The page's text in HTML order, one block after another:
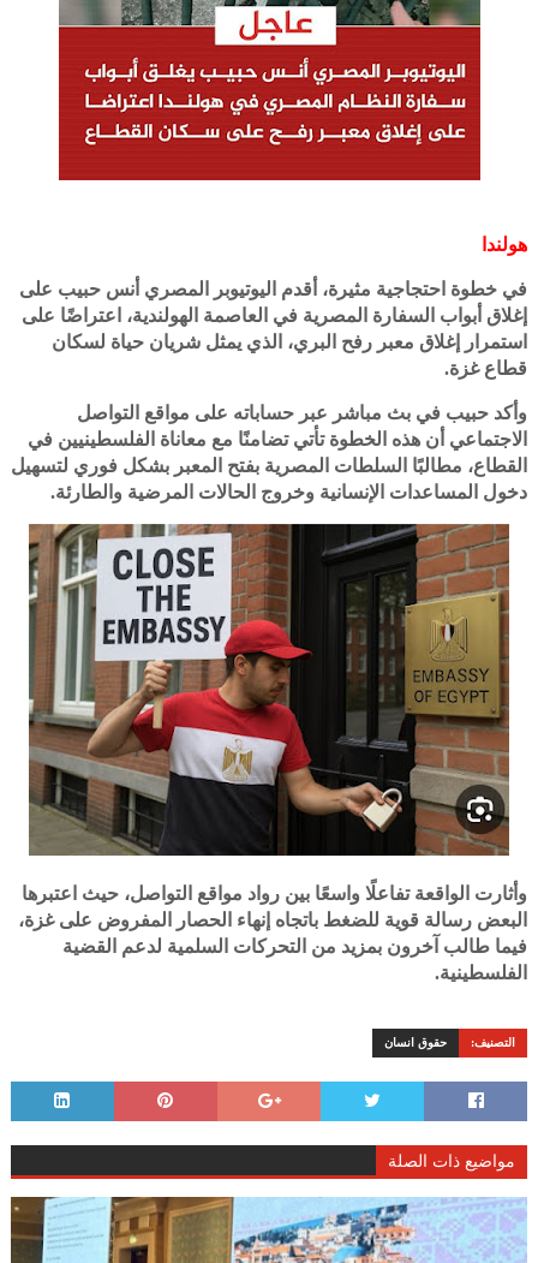
هولندا
في خطوة احتجاجية مثيرة، أقدم اليوتيوبر المصري أنس حبيب على
إغلاق أبواب السفارة المصرية في العاصمة الهولندية، اعتراضًا على
استمرار إغلاق معبر رفح البري، الذي يمثل شريان حياة لسكان
قطاع غزة.
وأكد حبيب في بث مباشر عبر حساباته على مواقع التواصل
الاجتماعي أن هذه الخطوة تأتي تضامنًا مع معاناة الفلسطينيين في
القطاع، مطالبًا السلطات المصرية بفتح المعبر بشكل فوري لتسهيل
دخول المساعدات الإنسانية وخروج الحالات المرضية والطارئة.
وأثارت الواقعة تفاعلًا واسعًا بين رواد مواقع التواصل، حيث اعتبرها
البعض رسالة قوية للضغط باتجاه إنهاء الحصار المفروض على غزة،
فيما طالب آخرون بمزيد من التحركات السلمية لدعم القضية
الفلسطينية.
التصنيف: حقوق انسان
مواضيع ذات الصلة